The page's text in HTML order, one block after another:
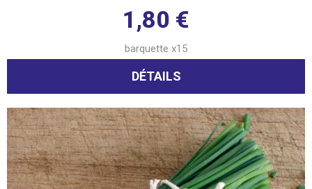
1,80 €
barquette x15
DÉTAILS